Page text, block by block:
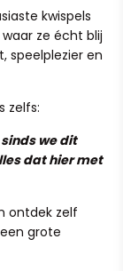
with the
for
to every
even, we
Stuur
dan
kwispels
ze écht blij
speelplezier en
zelfs:
we dit
dat hier met
ontdek zelf
grote